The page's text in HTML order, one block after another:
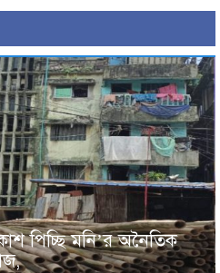
পিচ্ছি মনি’র অনৈতিক